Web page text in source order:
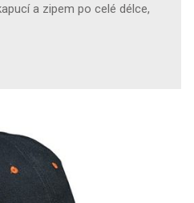
a zipem po celé délce,